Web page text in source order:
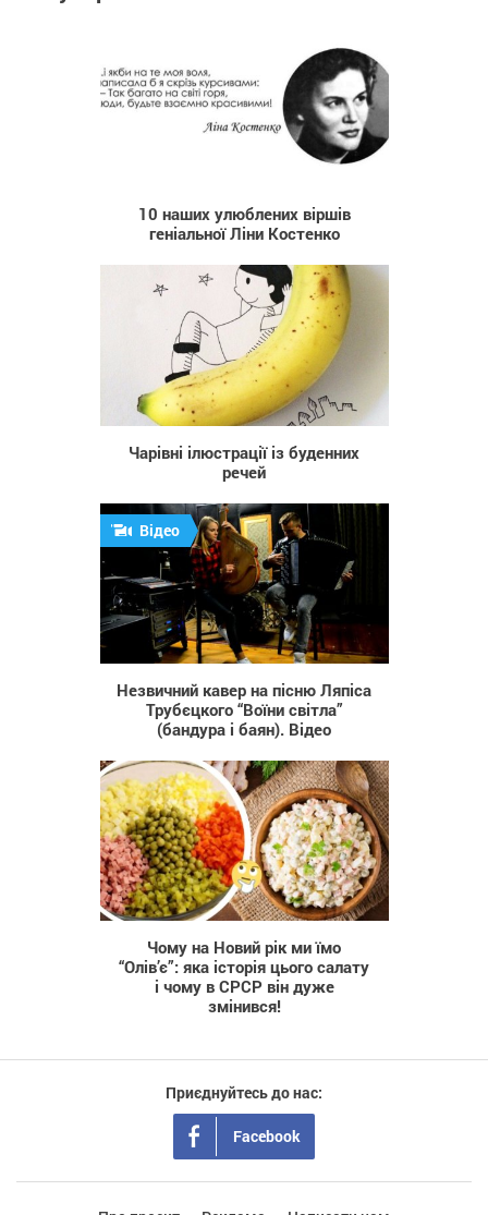
33 028
10 наших улюблених віршів
геніальної Ліни Костенко
837
Чарівні ілюстрації із буденних
речей
1 255
Відео
Незвичний кавер на пісню Ляпіcа
Трубєцкого “Воїни світла”
(бандура і баян). Відео
248
Чому на Новий рік ми їмо
“Олів’є”: яка історія цього салату
і чому в СРСР він дуже
змінився!
Приєднуйтесь до нас:
Facebook